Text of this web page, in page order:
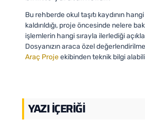
Bu rehberde okul taşıtı kaydının
kaldırıldığı, proje öncesinde nelere
işlemlerin hangi sırayla ilerlediği
Dosyanızın araca özel
Araç Projeekibinden teknik bilgi
YAZI İÇERIĞI